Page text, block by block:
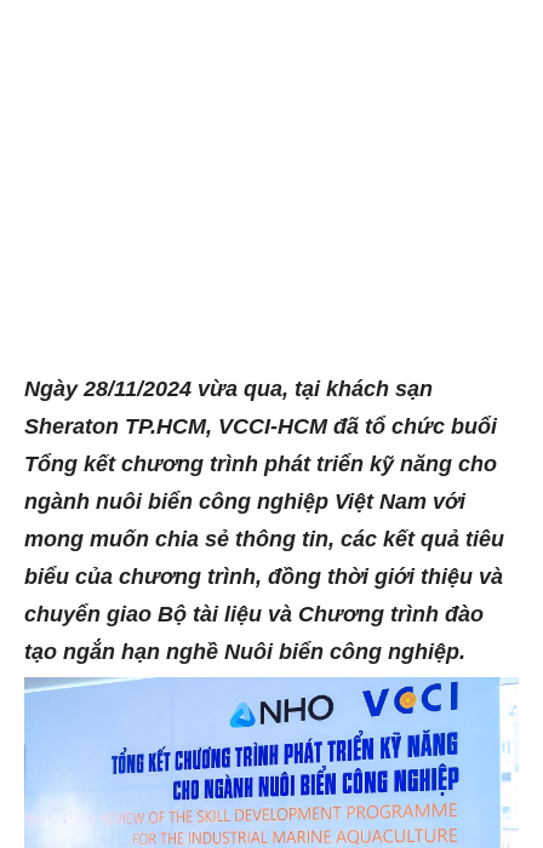
Ngày 28/11/2024 vừa qua, tại khách sạn
Sheraton TP.HCM, VCCI-HCM đã tổ chức buổi
Tổng kết chương trình phát triển kỹ năng cho
ngành nuôi biển công nghiệp Việt Nam với
mong muốn chia sẻ thông tin, các kết quả tiêu
biểu của chương trình, đồng thời giới thiệu và
chuyển giao Bộ tài liệu và Chương trình đào
tạo ngắn hạn nghề Nuôi biển công nghiệp.